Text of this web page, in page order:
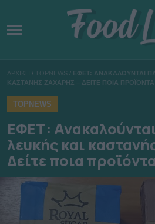
ΑΡΧΙΚΗ / TOPNEWS / ΕΦΕΤ: ΑΝΑΚΑΛΟΥΝΤΑΙ
ΚΑΣΤΑΝΗΣ ΖΑΧΑΡΗΣ – ΔΕΙΤΕ ΠΟΙΑ ΠΡΟΪΟΝΤΑ
TOPNEWS
ΕΦΕΤ:
λευκής και
Δείτε ποια